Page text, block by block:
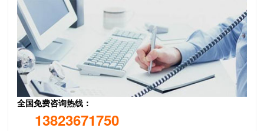
23048-2CS5K/VT143 瑞典SKF分配器 意大利TESCUBAL球
NG140AR0 美国KAYDON薄壁轴承 NB180BR0K 美国WM BERG
全国免费咨询热线：
13823671750